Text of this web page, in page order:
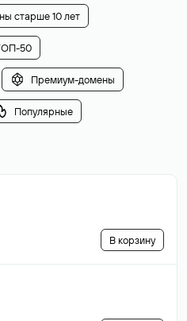
старше 10 лет
50
Премиум-домены
Популярные
В корзину